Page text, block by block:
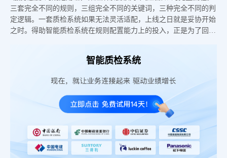
三套完全不同的规则，三组完全不同的关键词，三种完全不同的判
定逻辑。一套质检系统如果无法灵活适配，上线之日就是妥协开始
之时。得助智能质检系统在规则配置能力上的投入，正是为了回答
智能质检系统